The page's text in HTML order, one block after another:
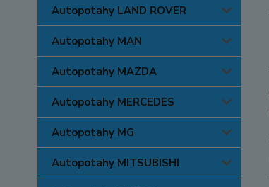
Autopotahy LAND ROVER
Autopotahy MAN
Autopotahy MAZDA
Autopotahy MERCEDES
Autopotahy MG
Autopotahy MITSUBISHI